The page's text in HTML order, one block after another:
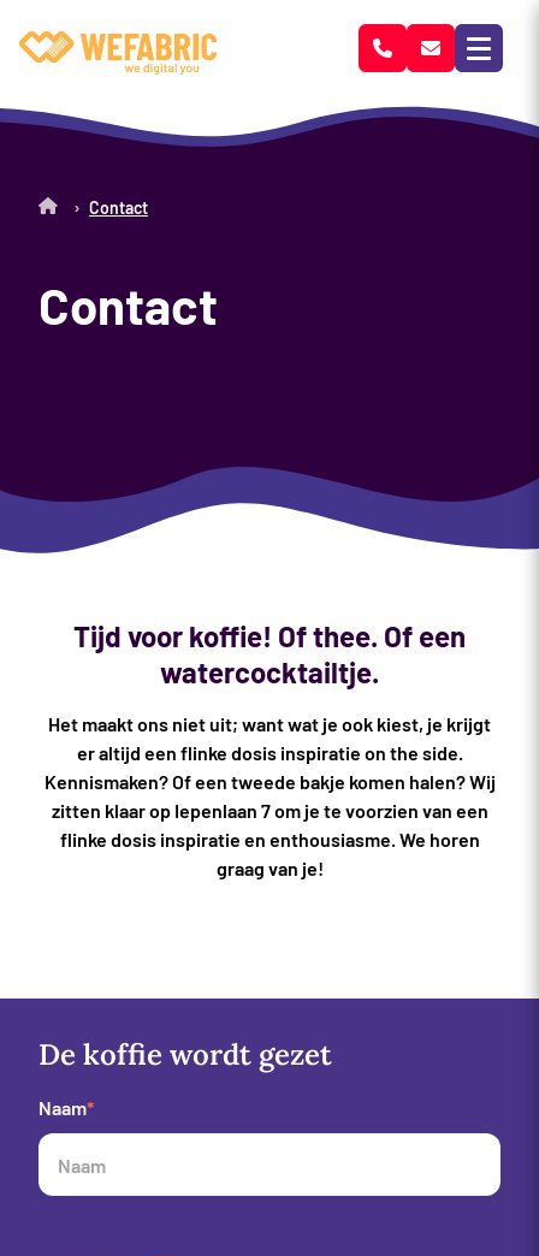
Contact
› Contact
Tijd voor koffie! Of thee. Of een
watercocktailtje.
Het maakt ons niet uit; want wat je ook kiest, je krijgt
er altijd een flinke dosis inspiratie on the side.
Kennismaken? Of een tweede bakje komen halen? Wij
zitten klaar op Iepenlaan 7 om je te voorzien van een
flinke dosis inspiratie en enthousiasme. We horen
graag van je!
De koffie wordt gezet
Naam*